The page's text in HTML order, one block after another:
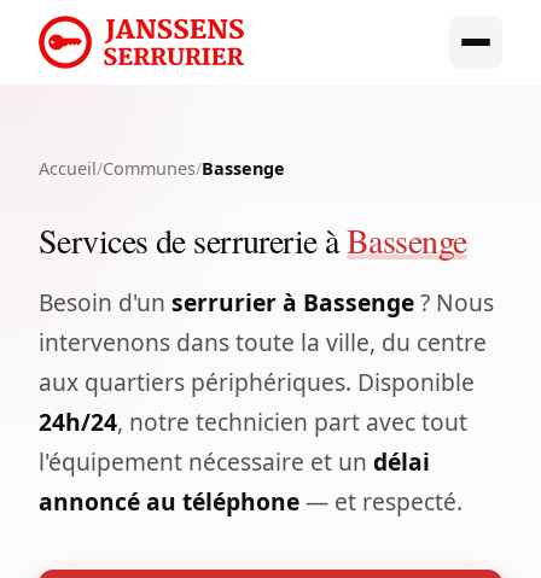
Accueil/Communes/Bassenge
Services de serrurerie àBassenge
Besoin d'un serrurier à Bassenge? Nous
intervenons dans toute la ville, du centre
aux quartiers périphériques. Disponible
24h/24, notre technicien part avec tout
l'équipement nécessaire et un délai
annoncé au téléphone— et respecté.